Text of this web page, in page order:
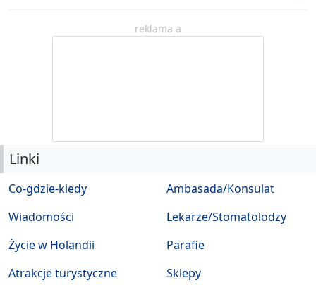
reklama a
Linki
Co-gdzie-kiedy
Wiadomości
Życie w Holandii
Atrakcje turystyczne
Ambasada/Konsulat
Lekarze/Stomatolodzy
Parafie
Sklepy